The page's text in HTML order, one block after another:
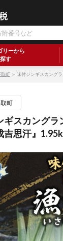
リーから
探す
取町 ＞ 味付ジンギスカング
町
ギスカングラ
吉思汗』